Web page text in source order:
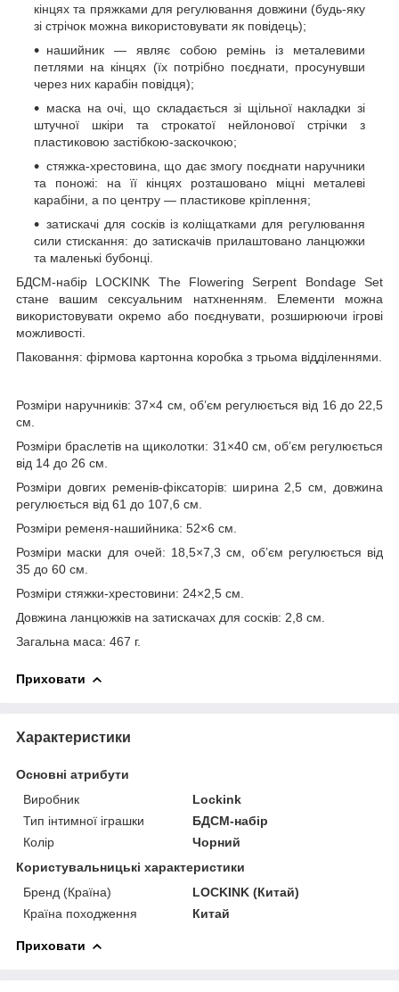
кінцях та пряжками для регулювання довжини (будь-яку
зі стрічок можна використовувати як повідець);
нашийник — являє собою ремінь із металевими
петлями на кінцях (їх потрібно поєднати, просунувши
через них карабін повідця);
маска на очі, що складається зі щільної накладки зі
штучної шкіри та строкатої нейлонової стрічки з
пластиковою застібкою-заскочкою;
стяжка-хрестовина, що дає змогу поєднати наручники
та поножі: на її кінцях розташовано міцні металеві
карабіни, а по центру — пластикове кріплення;
затискачі для сосків із коліщатками для регулювання
сили стискання: до затискачів прилаштовано ланцюжки
та маленькі бубонці.
БДСМ-набір LOCKINK The Flowering Serpent Bondage Set
стане вашим сексуальним натхненням. Елементи можна
використовувати окремо або поєднувати, розширюючи ігрові
можливості.
Паковання: фірмова картонна коробка з трьома відділеннями.
Розміри наручників: 37×4 см, об’єм регулюється від 16 до 22,5
см.
Розміри браслетів на щиколотки: 31×40 см, об’єм регулюється
від 14 до 26 см.
Розміри довгих ременів-фіксаторів: ширина 2,5 см, довжина
регулюється від 61 до 107,6 см.
Розміри ременя-нашийника: 52×6 см.
Розміри маски для очей: 18,5×7,3 см, об’єм регулюється від
35 до 60 см.
Розміри стяжки-хрестовини: 24×2,5 см.
Довжина ланцюжків на затискачах для сосків: 2,8 см.
Загальна маса: 467 г.
Приховати
Характеристики
Основні атрибути
Виробник
Lockink
Тип інтимної іграшки
БДСМ-набір
Колір
Чорний
Користувальницькі характеристики
Бренд (Країна)
LOCKINK (Китай)
Країна походження
Китай
Приховати